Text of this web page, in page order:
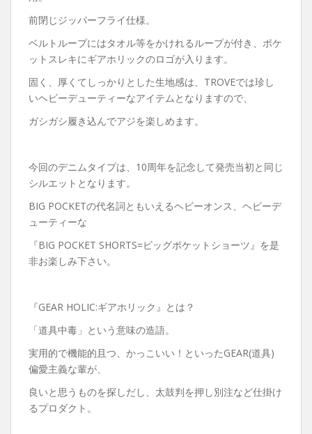
前閉じジッパーフライ仕様。
ベルトループにはタオル等をかけれるループが付き、ポケ
ットスレキにギアホリックのロゴが入ります。
固く、厚くてしっかりとした生地感は、TROVEでは珍し
いヘビーデューティーなアイテムとなりますので、
ガシガシ履き込んでアジを楽しめます。
今回のデニムタイプは、10周年を記念して発売当初と同じ
シルエットとなります。
BIG POCKETの代名詞ともいえるヘビーオンス、ヘビーデ
ューティーな
『BIG POCKET SHORTS=ビッグポケットショーツ』を是
非お楽しみ下さい。
『GEAR HOLIC:ギアホリック』とは？
「道具中毒」という意味の造語。
実用的で機能的且つ、かっこいい！といったGEAR(道具)
偏愛主義な輩が、
良いと思うものを探しだし、太鼓判を押し別注など仕掛け
るプロダクト。